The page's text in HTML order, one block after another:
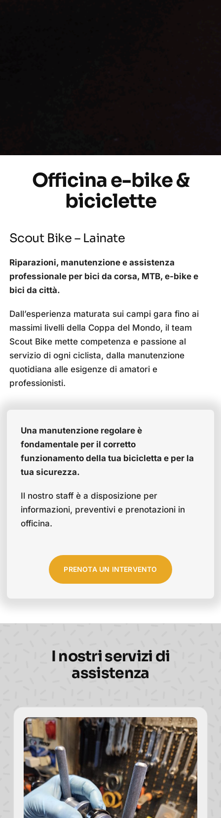
Officina e-bike &
biciclette
Scout Bike – Lainate
Riparazioni, manutenzione e assistenza
professionale per bici da corsa, MTB, e-bike e
bici da città.
Dall’esperienza maturata sui campi gara fino ai
massimi livelli della Coppa del Mondo, il team
Scout Bike mette competenza e passione al
servizio di ogni ciclista, dalla manutenzione
quotidiana alle esigenze di amatori e
professionisti.
Una manutenzione regolare è
fondamentale per il corretto
funzionamento della tua bicicletta e per la
tua sicurezza.
Il nostro staff è a disposizione per
informazioni, preventivi e prenotazioni in
officina.
PRENOTA UN INTERVENTO
I nostri servizi di
assistenza